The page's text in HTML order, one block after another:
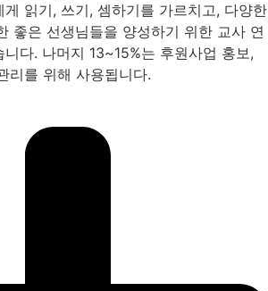
읽기, 쓰기, 셈하기를 가르치고, 다양한
좋은 선생님들을 양성하기 위한 교사 연
다. 나머지 13~15%는 후원사업 홍보,
리를 위해 사용됩니다.